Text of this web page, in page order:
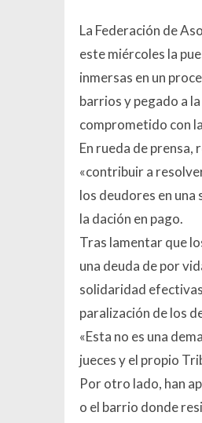
La Federación de
este miércoles la
inmersas en un
barrios y pegado a
comprometido con
En rueda de prensa,
«contribuir a
los deudores en
la dación en pago.
Tras lamentar que
una deuda de por
solidaridad
paralización de los
«Esta no es una
jueces y el propio
Por otro lado, han
o el barrio donde